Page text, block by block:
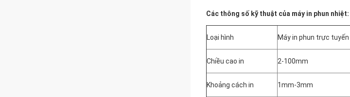
Các thông số kỹ thuật của máy in phun nhiệt:
Loại hình Máy in phun trực
Chiều cao in 2-100mm
Khoảng cách in 1mm-3mm